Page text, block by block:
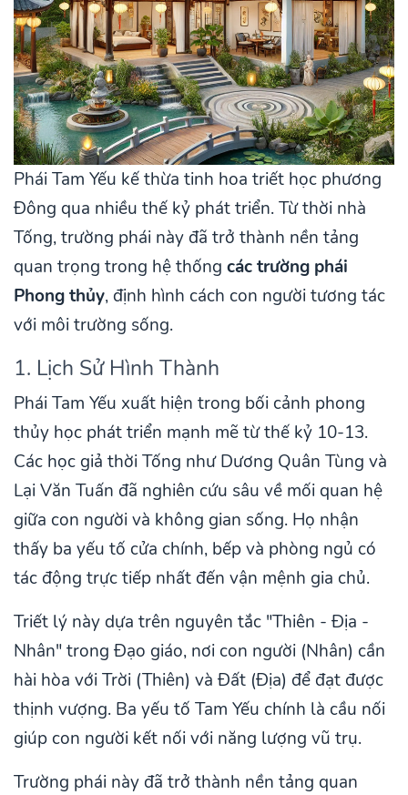
Phái Tam Yếu kế thừa tinh hoa triết học phương
Đông qua nhiều thế kỷ phát triển. Từ thời nhà
Tống, trường phái này đã trở thành nền tảng
quan trọng trong hệ thống các trường phái
Phong thủy, định hình cách con người tương tác
với môi trường sống.
1. Lịch Sử Hình Thành
Phái Tam Yếu xuất hiện trong bối cảnh phong
thủy học phát triển mạnh mẽ từ thế kỷ 10-13.
Các học giả thời Tống như Dương Quân Tùng và
Lại Văn Tuấn đã nghiên cứu sâu về mối quan hệ
giữa con người và không gian sống. Họ nhận
thấy ba yếu tố cửa chính, bếp và phòng ngủ có
tác động trực tiếp nhất đến vận mệnh gia chủ.
Triết lý này dựa trên nguyên tắc "Thiên - Địa -
Nhân" trong Đạo giáo, nơi con người (Nhân) cần
hài hòa với Trời (Thiên) và Đất (Địa) để đạt được
thịnh vượng. Ba yếu tố Tam Yếu chính là cầu nối
giúp con người kết nối với năng lượng vũ trụ.
Trường phái này đã trở thành nền tảng quan